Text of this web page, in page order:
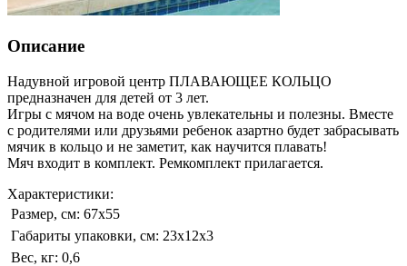
Описание
Надувной игровой центр ПЛАВАЮЩЕЕ КОЛЬЦО
предназначен для детей от 3 лет.
Игры с мячом на воде очень увлекательны и полезны. Вместе
с родителями или друзьями ребенок азартно будет забрасывать
мячик в кольцо и не заметит, как научится плавать!
Мяч входит в комплект. Ремкомплект прилагается.
Характеристики:
Размер, см: 67х55
Габариты упаковки, см: 23х12х3
Вес, кг: 0,6